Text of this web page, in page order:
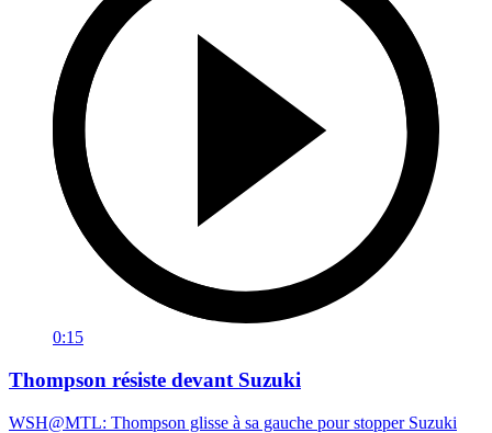
0:15
Thompson résiste devant Suzuki
WSH@MTL: Thompson glisse à sa gauche pour stopper Suzuki